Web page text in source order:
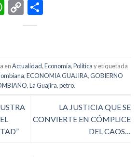
WhatsApp
Copy
Link
enActualidad,Economía,Políticay etiquetada
,ECONOMIA GUAJIRA,GOBIERNO
,La Guajira,petro.
LA JUSTICIA QUE SE
CONVIERTE EN CÓMPLICE
DEL CAOS…